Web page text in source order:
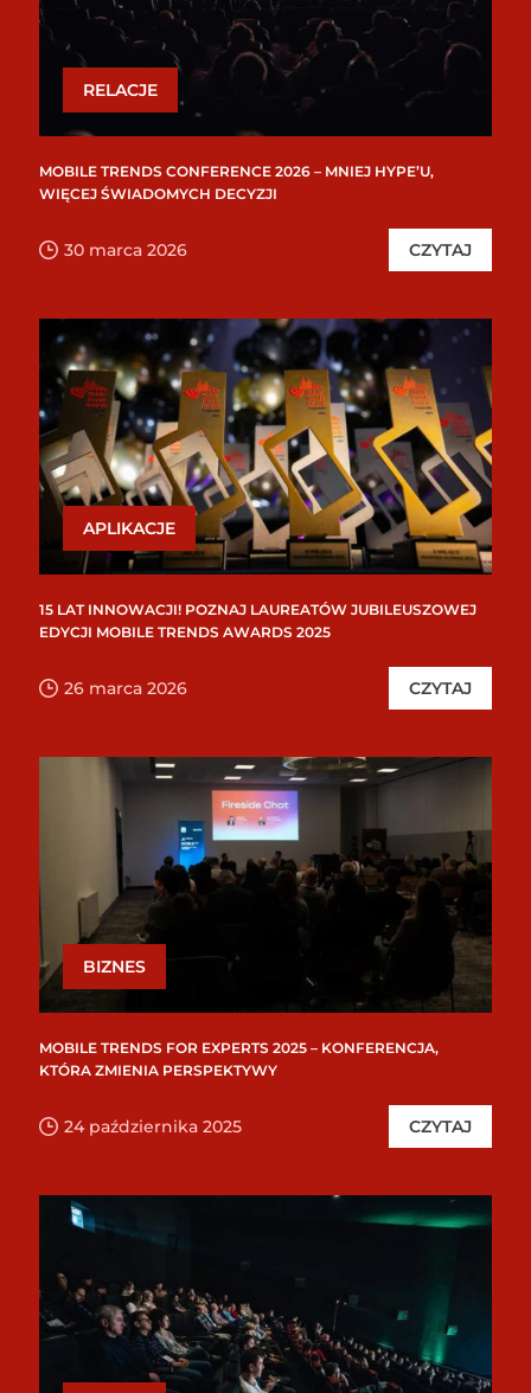
RELACJE
MOBILE TRENDS CONFERENCE 2026 – MNIEJ HYPE’U,
WIĘCEJ ŚWIADOMYCH DECYZJI
30 marca 2026 CZYTAJ
APLIKACJE
15 LAT INNOWACJI! POZNAJ LAUREATÓW JUBILEUSZOWEJ
EDYCJI MOBILE TRENDS AWARDS 2025
26 marca 2026 CZYTAJ
BIZNES
MOBILE TRENDS FOR EXPERTS 2025 – KONFERENCJA,
KTÓRA ZMIENIA PERSPEKTYWY
24 października 2025 CZYTAJ